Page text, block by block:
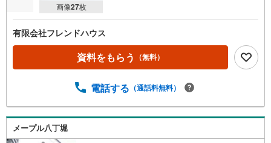
画像27枚
有限会社フレンドハウス
資料をもらう （無料）
電話する （通話料無料）
メープル八丁堀